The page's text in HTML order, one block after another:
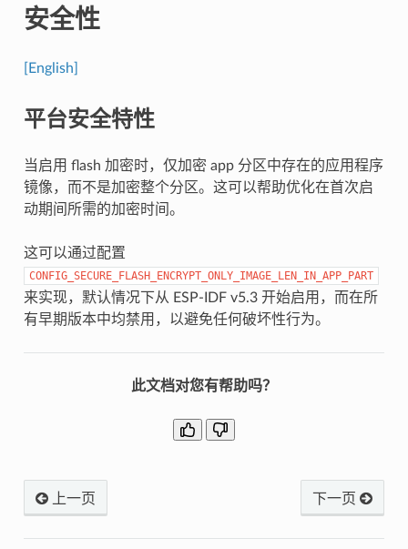
安全性
[English]
平台安全特性
当启用 flash 加密时，仅加密 app 分区中存在的应用程序
镜像，而不是加密整个分区。这可以帮助优化在首次启
动期间所需的加密时间。
这可以通过配置
CONFIG_SECURE_FLASH_ENCRYPT_ONLY_IMAGE_LEN_IN_APP_PART
来实现，默认情况下从 ESP-IDF v5.3 开始启用，而在所
有早期版本中均禁用，以避免任何破坏性行为。
此文档对您有帮助吗？
上一页 下一页